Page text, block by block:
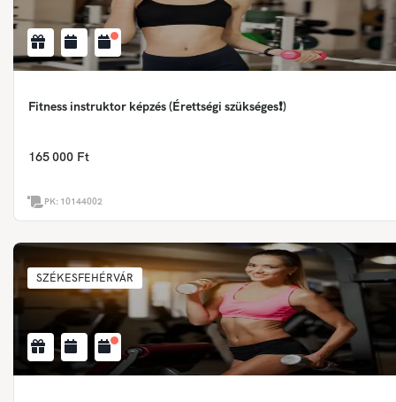
Fitness instruktor képzés (Érettségi szükséges❗)
165 000 Ft
PK: 10144002
SZÉKESFEHÉRVÁR